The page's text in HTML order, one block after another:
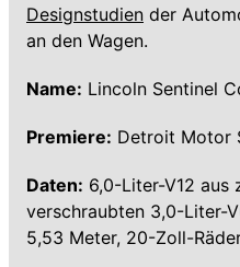
Designstudien der
an den Wagen.
Name: Lincoln Sentinel
Premiere: Detroit Motor
Daten: 6,0-Liter-V12 aus
verschraubten 3,0-Liter-
5,53 Meter, 20-Zoll-